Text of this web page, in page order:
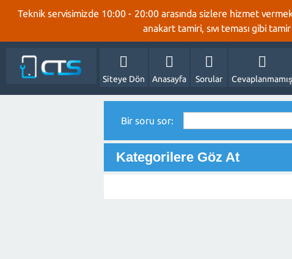
Teknik servisimizde 10:00 - 20:00 arasında sizlere hizmet
anakart tamiri, sıvı teması gibi
Siteye Dön Anasayfa Sorular Cevaplanmamış
Bir soru sor:
Kategorilere Göz At